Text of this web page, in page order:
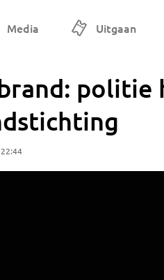
Media Uitgaan
politie